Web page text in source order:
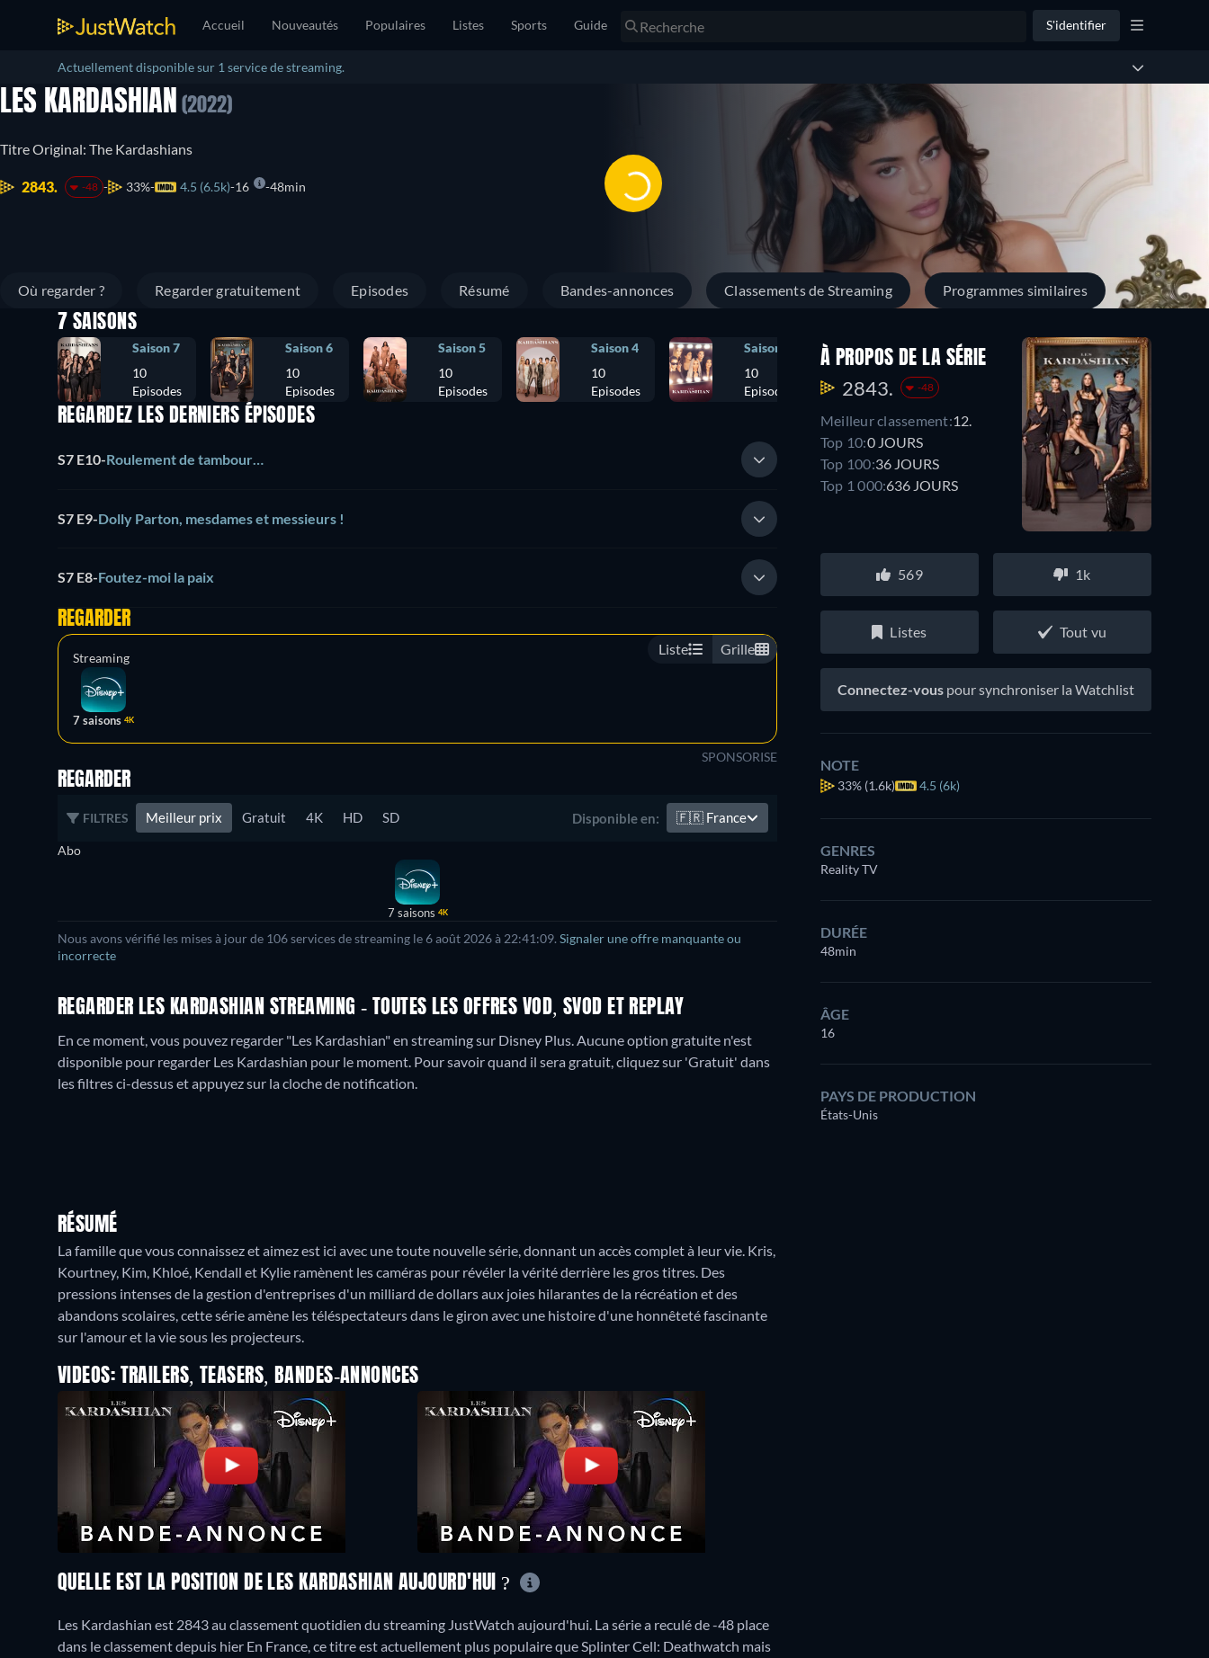
Accueil Nouveautés Populaires Listes Sports Guide S'identifier
Actuellement disponible sur 1 service de streaming.
LES KARDASHIAN (2022)
Titre Original: The Kardashians
2843. -48 33% 4.5 (6.5k) 16 48min
Où regarder ? Regarder gratuitement Episodes Résumé Bandes-annonces Classements de Streaming Programmes similaires
7 SAISONS
Saison 7
10
Episodes
Saison 6
10
Episodes
Saison 5
10
Episodes
Saison 4
10
Episodes
Saison 3
10
Episodes
Saison 2
Episodes
Saison 1
10
Episodes
REGARDEZ LES DERNIERS ÉPISODES
S7 E10-Roulement de tambour…
S7 E9-Dolly Parton, mesdames et messieurs !
S7 E8-Foutez-moi la paix
Liste Grille
REGARDER
Streaming
7 saisons 4K
SPONSORISE
REGARDER
FILTRES Meilleur prix Gratuit 4K HD SD Disponible en: 🇫🇷 France
Abo
7 saisons 4K
Nous avons vérifié les mises à jour de 106services de streaming le6 août 2026à 22:41:09. Signaler une offre manquante ou
incorrecte
REGARDER LES KARDASHIAN STREAMING - TOUTES LES OFFRES VOD, SVOD ET REPLAY
En ce moment, vous pouvez regarder "Les Kardashian" en streaming sur Disney Plus. Aucune option gratuite n'est
disponible pour regarder Les Kardashian pour le moment. Pour savoir quand il sera gratuit, cliquez sur 'Gratuit' dans
les filtres ci-dessus et appuyez sur la cloche de notification.
RÉSUMÉ
La famille que vous connaissez et aimez est ici avec une toute nouvelle série, donnant un accès complet à leur vie. Kris,
Kourtney, Kim, Khloé, Kendall et Kylie ramènent les caméras pour révéler la vérité derrière les gros titres. Des
pressions intenses de la gestion d'entreprises d'un milliard de dollars aux joies hilarantes de la récréation et des
abandons scolaires, cette série amène les téléspectateurs dans le giron avec une histoire d'une honnêteté fascinante
sur l'amour et la vie sous les projecteurs.
VIDEOS: TRAILERS, TEASERS, BANDES-ANNONCES
À PROPOS DE LA SÉRIE
2843. -48
Meilleur classement:12.
Top 10:0 JOURS
Top 100:36 JOURS
Top 1 000:636 JOURS
569 1k
Listes Tout vu
Connectez-vous pour synchroniser la Watchlist
NOTE
33% (1.6k) 4.5 (6k)
GENRES
Reality TV
DURÉE
48min
ÂGE
16
PAYS DE PRODUCTION
États-Unis
QUELLE EST LA POSITION DE LES KARDASHIAN AUJOURD'HUI ?
Les Kardashian est 2843 au classement quotidien du streaming JustWatch aujourd'hui. La série a reculé de -48 place
dans le classement depuis hier En France, ce titre est actuellement plus populaire que Splinter Cell: Deathwatch mais